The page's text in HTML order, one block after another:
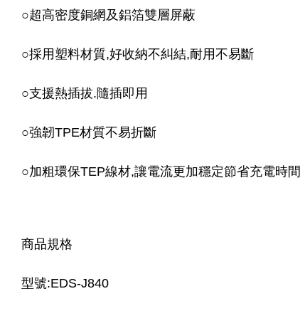
○超高密度銅網及鋁箔雙層屏蔽
○採用塑料材質,好收納不糾結,耐用不易斷
○支援熱插拔.隨插即用
○強韌TPE材質不易折斷
○加粗環保TEP線材,讓電流更加穩定節省充電時間
商品規格
型號:EDS-J840